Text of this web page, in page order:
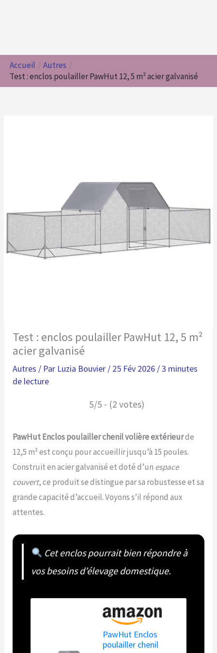
Accueil
Autres
Test : enclos poulailler PawHut 12, 5 m² acier galvanisé
Test : enclos poulailler PawHut 12, 5 m²
acier galvanisé
Autres / Par Luzia Bouvier / 25 Fév 2026 /3 minutes
de lecture
5/5 - (2 votes)
PawHut Enclos poulailler chenil volière extérieurde
12,5 m² est conçu pour accueillir jusqu’à 15 poules.
Construit en acier galvanisé et doté d’un espace
couvert, ce produit se distingue par sa robustesse et sa
grande capacité d’accueil. Voyons s’il répond aux
attentes.
Cet enclos pourrait bien répondre à
vos besoins d’élevage domestique.
PawHut Enclos
poulailler chenil